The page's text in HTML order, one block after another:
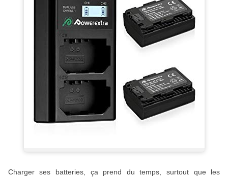
Charger ses batteries, ça prend du temps, surtout que les